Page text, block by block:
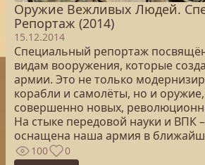
Оружие Вежливых Людей.
Репортаж (2014)
15.12.2014
Специальный репортаж
видам вооружения, которые
армии. Это не только
корабли и самолёты, но и
совершенно новых,
На стыке передовой науки и ВПК
оснащена наша армия в
100 0